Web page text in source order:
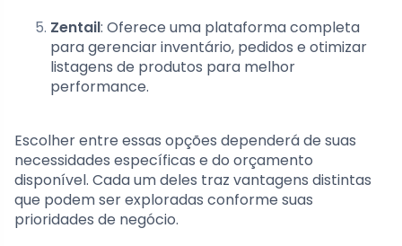
Zentail: Oferece uma plataforma completa
para gerenciar inventário, pedidos e otimizar
listagens de produtos para melhor
performance.
Escolher entre essas opções dependerá de suas
necessidades específicas e do orçamento
disponível. Cada um deles traz vantagens distintas
que podem ser exploradas conforme suas
prioridades de negócio.